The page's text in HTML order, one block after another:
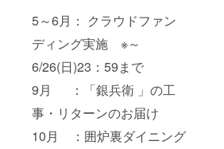
5～6月： クラウドファン
ディング実施 ※～
6/26(日)23：59まで
9月 ：「銀兵衛 」の工
事・リターンのお届け
10月 ：囲炉裏ダイニング